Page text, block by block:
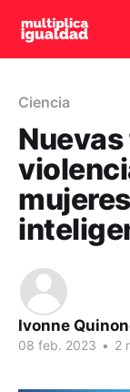
Ciencia
Ivonne
08 feb. 2023 • 2